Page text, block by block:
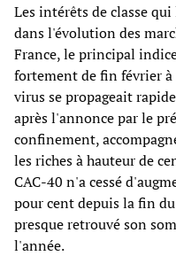
Les intérêts de classe
dans l'évolution des
France, le principal
fortement de fin février à
virus se propageait
après l'annonce par le
confinement,
les riches à hauteur de
CAC-40 n'a cessé
pour cent depuis la fin
presque retrouvé son
l'année.